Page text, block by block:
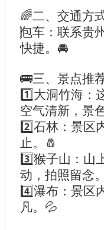
🌈二、交通方
⃣包车：联系
快捷。🚘
🚌三、景点推
1️⃣大洞竹海：
空气清新，景
2️⃣石林：景区
止。🧂
3️⃣猴子山：山
动，拍照留念
4️⃣瀑布：景区
凡。💦